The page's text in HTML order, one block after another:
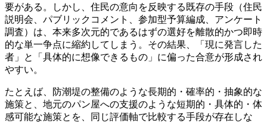
要がある。しかし、住民の意向を反映する既存の手段（住民
説明会、パブリックコメント、参加型予算編成、アンケート
調査）は、本来多次元的であるはずの選好を離散的かつ即時
的な単一争点に縮約してしまう。その結果、「現に発言した
者」と「具体的に想像できるもの」に偏った合意が形成され
やすい。
たとえば、防潮堤の整備のような長期的・確率的・抽象的な
施策と、地元のパン屋への支援のような短期的・具体的・体
感可能な施策とを、同じ評価軸で比較する手段が存在しな